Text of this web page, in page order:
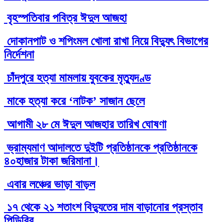
বৃহস্পতিবার পবিত্র ঈদুল আজহা
দোকানপাট ও শপিংমল খোলা রাখা নিয়ে বিদ্যুৎ বিভাগের
নির্দেশনা
চাঁদপুরে হত্যা মামলায় যুবকের মৃত্যুদণ্ড
মাকে হত্যা করে ‘নাটক’ সাজান ছেলে
আগামী ২৮ মে ঈদুল আজহার তারিখ ঘোষণা
ভ্রাম্যমাণ আদালতে দুইটি প্রতিষ্ঠানকে প্রতিষ্ঠানকে
৪০হাজার টাকা জরিমানা।
এবার লঞ্চের ভাড়া বাড়ল
১৭ থেকে ২১ শতাংশ বিদ্যুতের দাম বাড়ানোর প্রস্তাব